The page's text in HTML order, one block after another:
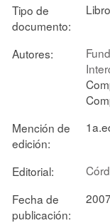
Tipo de
documento:
Libro
Autores:
Mención de
edición:
Editorial:
Fecha de
publicación:
2007